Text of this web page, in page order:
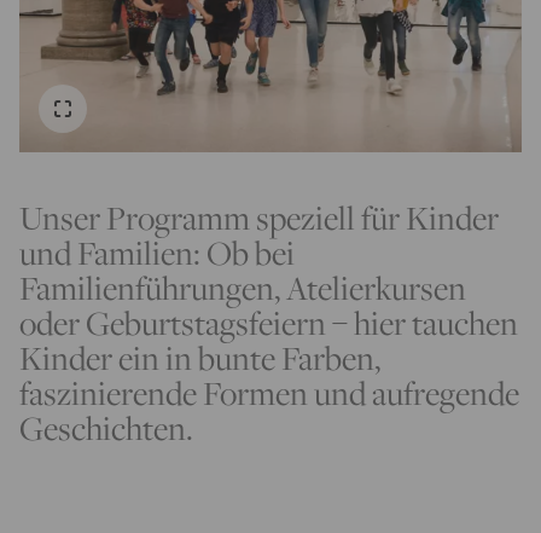
Unser Programm speziell für Kinder
und Familien: Ob bei
Familienführungen, Atelierkursen
oder Geburtstagsfeiern – hier tauchen
Kinder ein in bunte Farben,
faszinierende Formen und aufregende
Geschichten.